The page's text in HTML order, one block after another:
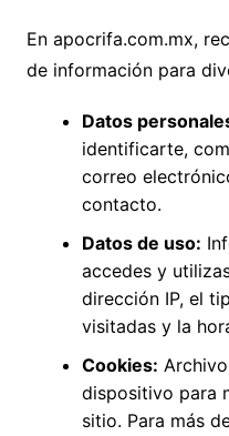
En apocrifa.com.mx,
de información para
Datos
identificarte,
correo
contacto.
Datos de uso:
accedes y
dirección IP, el
visitadas y la
Cookies:
dispositivo para
sitio. Para más